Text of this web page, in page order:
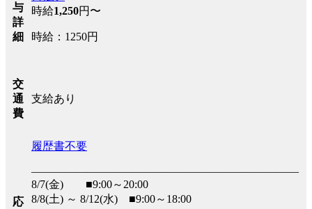
与
詳
細
時給1,250円〜
時給：1250円
交
通
費
支給あり
応
履歴書不要
――――――――――――――――――――――――
8/7(金) ■9:00～20:00
8/8(土) ～ 8/12(水) ■9:00～18:00